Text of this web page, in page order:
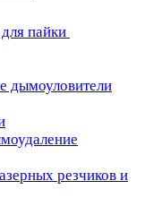
пайки
дымоуловители
резчиков и